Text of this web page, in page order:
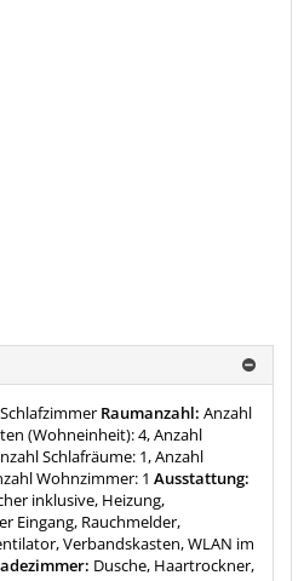
Raumanzahl: Anzahl
(Wohneinheit): 4, Anzahl
Schlafräume: 1, Anzahl
Wohnzimmer: 1 Ausstattung:
inklusive, Heizung,
Eingang, Rauchmelder,
Verbandskasten, WLAN im
Dusche, Haartrockner,